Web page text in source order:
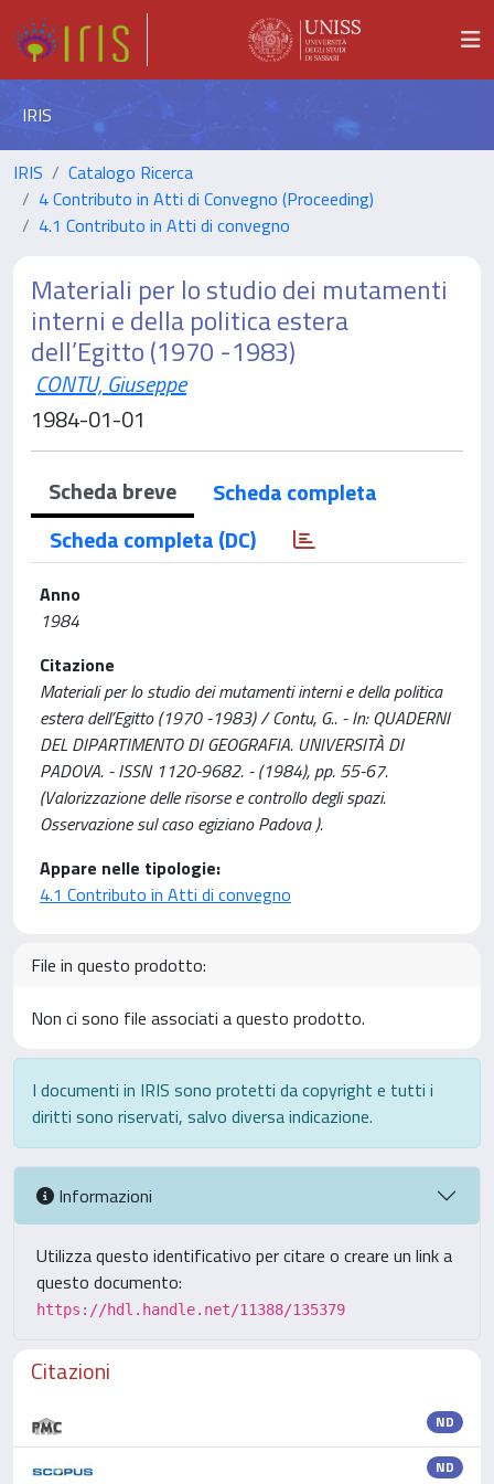
IRIS
IRIS
Catalogo Ricerca
4 Contributo in Atti di Convegno (Proceeding)
4.1 Contributo in Atti di convegno
Materiali per lo studio dei mutamenti
interni e della politica estera
dell’Egitto (1970 -1983)
CONTU, Giuseppe
1984-01-01
Scheda breve
Scheda completa
Scheda completa (DC)
Anno
1984
Citazione
Materiali per lo studio dei mutamenti interni e della politica
estera dell’Egitto (1970 -1983) / Contu, G.. - In: QUADERNI
DEL DIPARTIMENTO DI GEOGRAFIA. UNIVERSITÀ DI
PADOVA. - ISSN 1120-9682. - (1984), pp. 55-67.
(Valorizzazione delle risorse e controllo degli spazi.
Osservazione sul caso egiziano Padova ).
Appare nelle tipologie:
4.1 Contributo in Atti di convegno
File in questo prodotto:
Non ci sono file associati a questo prodotto.
I documenti in IRIS sono protetti da copyright e tutti i
diritti sono riservati, salvo diversa indicazione.
Informazioni
Utilizza questo identificativo per citare o creare un link a
questo documento:
https://hdl.handle.net/11388/135379
Citazioni
ND
ND